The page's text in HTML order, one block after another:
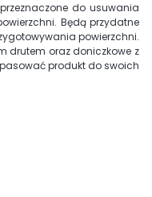
do usuwania
Będą przydatne
powierzchni.
drutem oraz doniczkowe z
produkt do swoich